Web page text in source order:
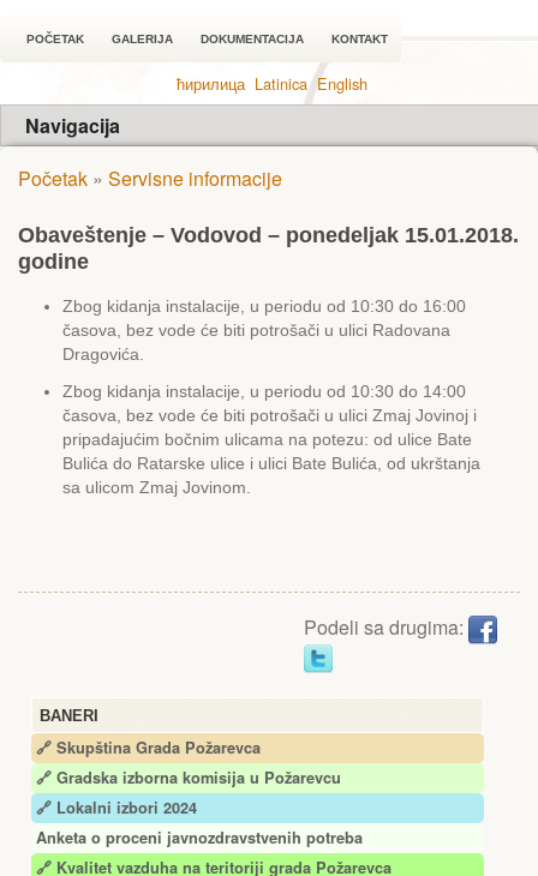
POČETAK GALERIJA DOKUMENTACIJA KONTAKT
ћирилица Latinica English
Navigacija
BANERI
🔗 Skupština Grada Požarevca
🔗 Gradska izborna komisija u Požarevcu
🔗 Lokalni izbori 2024
Anketa o proceni javnozdravstvenih potreba
🔗 Kvalitet vazduha na teritoriji grada Požarevca
Početak » Servisne informacije
Obaveštenje – Vodovod – ponedeljak 15.01.2018.
godine
Zbog kidanja instalacije, u periodu od 10:30 do 16:00
časova, bez vode će biti potrošači u ulici Radovana
Dragovića.
Zbog kidanja instalacije, u periodu od 10:30 do 14:00
časova, bez vode će biti potrošači u ulici Zmaj Jovinoj i
pripadajućim bočnim ulicama na potezu: od ulice Bate
Bulića do Ratarske ulice i ulici Bate Bulića, od ukrštanja
sa ulicom Zmaj Jovinom.
Podeli sa drugima: